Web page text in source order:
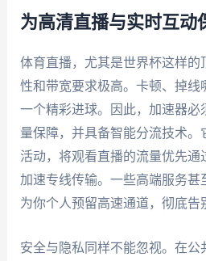
为高清直播与实时互动
体育直播，尤其是世界杯这样的
性和带宽要求极高。卡顿、掉线
一个精彩进球。因此，加速器必
量保障，并具备智能分流技术。
活动，将观看直播的流量优先通
加速专线传输。一些高端服务甚
为你个人预留高速通道，彻底告
安全与隐私同样不能忽视。在公